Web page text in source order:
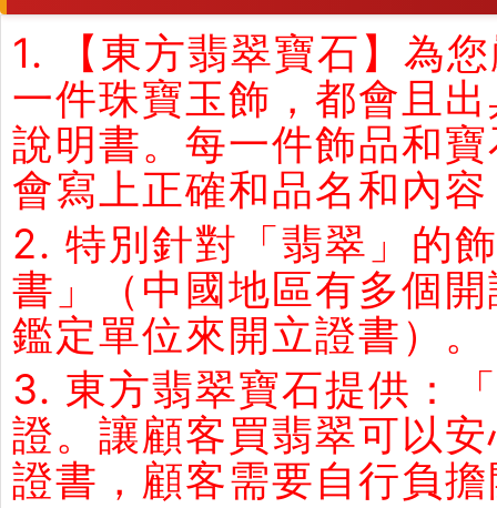
1. 【東方翡翠寶石】為
一件珠寶玉飾，都會且
說明書。每一件飾品和
會寫上正確和品名和內
2. 特別針對「翡翠」的
書」（中國地區有多個
鑑定單位來開立證書）。
3. 東方翡翠寶石提供：
證。讓顧客買翡翠可以
證書，顧客需要自行負